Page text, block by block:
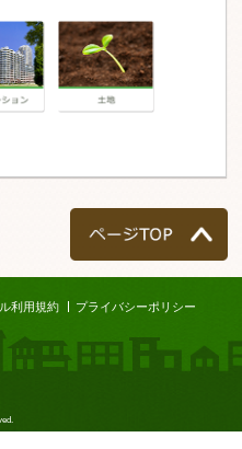
利用規約 プライバシーポリシー